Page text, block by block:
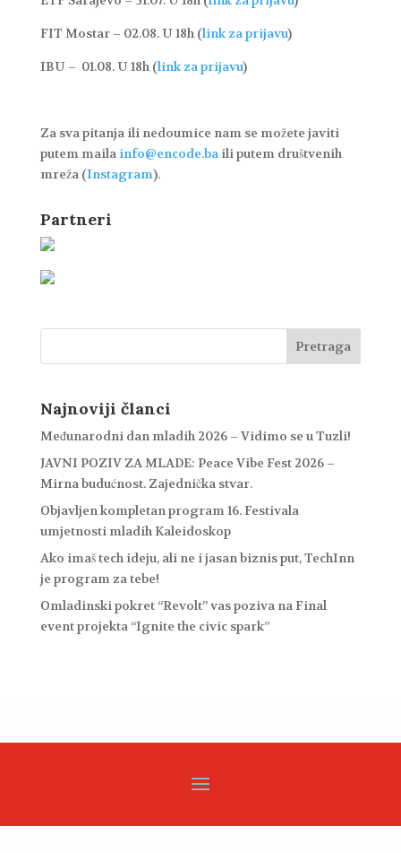
FIT Mostar – 02.08. U 18h (link za prijavu)
IBU – 01.08. U 18h (link za prijavu)
Za sva pitanja ili nedoumice nam se možete javiti
putem maila info@encode.baili putem društvenih
mreža (Instagram).
Partneri
Najnoviji članci
Međunarodni dan mladih 2026 – Vidimo se u Tuzli!
JAVNI POZIV ZA MLADE: Peace Vibe Fest 2026 –
Mirna budućnost. Zajednička stvar.
Objavljen kompletan program 16. Festivala
umjetnosti mladih Kaleidoskop
Ako imaš tech ideju, ali ne i jasan biznis put, TechInn
je program za tebe!
Omladinski pokret “Revolt” vas poziva na Final
event projekta “Ignite the civic spark”